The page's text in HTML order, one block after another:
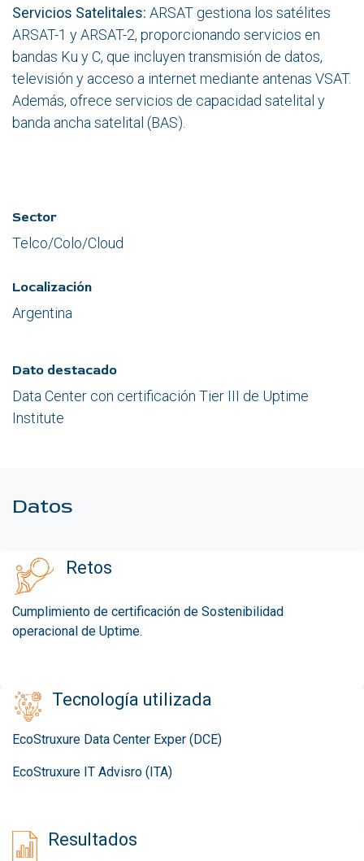
Servicios Satelitales: ARSAT gestiona los satélites
ARSAT-1 y ARSAT-2, proporcionando servicios en
bandas Ku y C, que incluyen transmisión de datos,
televisión y acceso a internet mediante antenas VSAT.
Además, ofrece servicios de capacidad satelital y
banda ancha satelital (BAS).
Sector
Telco/Colo/Cloud
Localización
Argentina
Dato destacado
Data Center con certificación Tier III de Uptime
Institute
Datos
Retos
Cumplimiento de certificación de Sostenibilidad
operacional de Uptime.
Tecnología utilizada
EcoStruxure Data Center Exper (DCE)
EcoStruxure IT Advisro (ITA)
Resultados